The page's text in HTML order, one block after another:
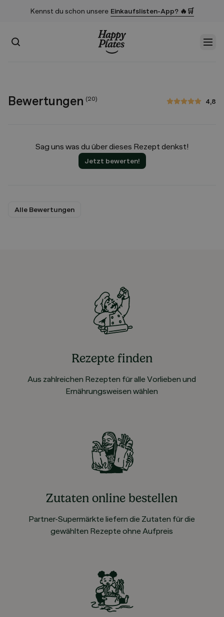
Kennst du schon unsere Einkaufslisten-App? 🔥🛒
Suchen
Bewertungen (20) 4,8
4,8 von 5 Sternen
Sag uns was du über dieses Rezept denkst!
Jetzt bewerten!
Alle Bewertungen
Rezepte finden
Aus zahlreichen Rezepten für alle Vorlieben und
Ernährungsweisen wählen
Zutaten online bestellen
Partner-Supermärkte liefern die Zutaten für die
gewählten Rezepte ohne Aufpreis